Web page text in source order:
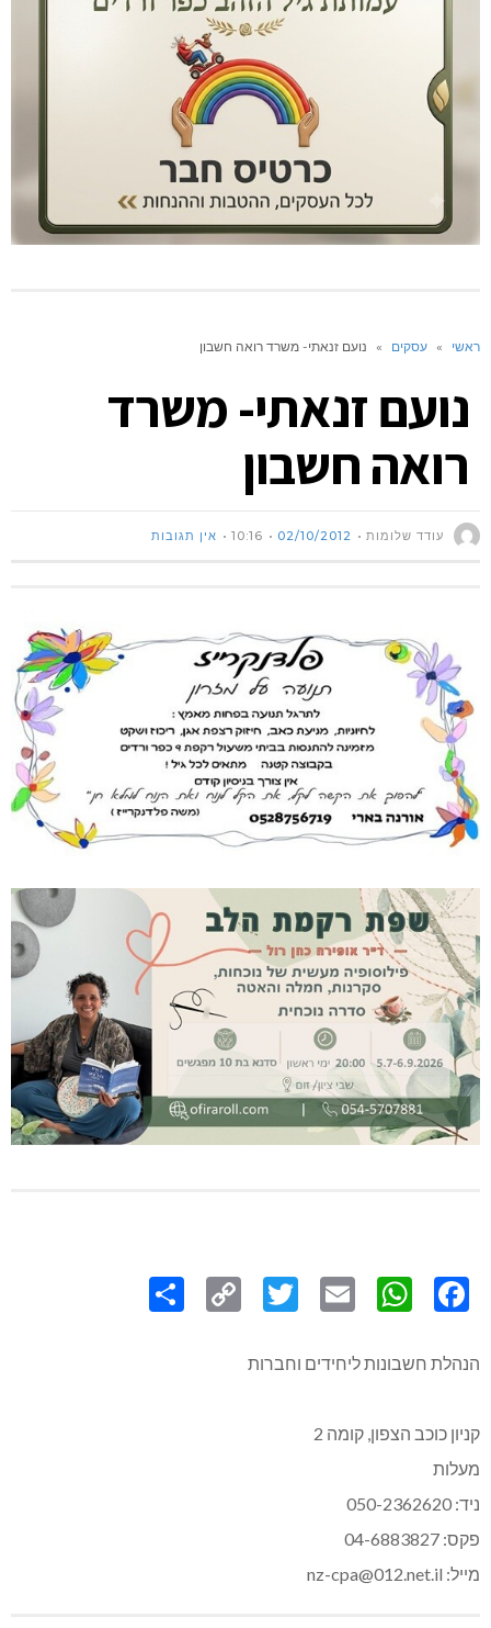
ראשי » עסקים » נועם זנאתי- משרד רואה חשבון
נועם זנאתי- משרד
רואה חשבון
עודד שלומות 02/10/2012
10:16 אין תגובות
Link
הנהלת חשבונות ליחידים וחברות
קניון כוכב הצפון, קומה 2
מעלות
ניד: 050-2362620
פקס: 04-6883827
מייל: nz-cpa@012.net.il